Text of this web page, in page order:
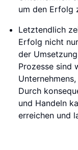
um den Erfolg
Letztendlich
Erfolg nicht
der
Prozesse sind
Durch
und Handeln
erreichen und